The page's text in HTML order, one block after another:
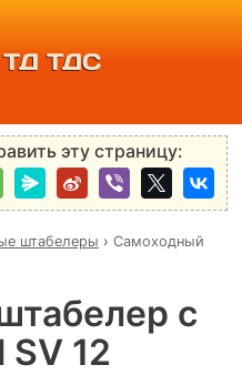
ТД ТДС
эту страницу:
штабелеры › Самоходный
с
12